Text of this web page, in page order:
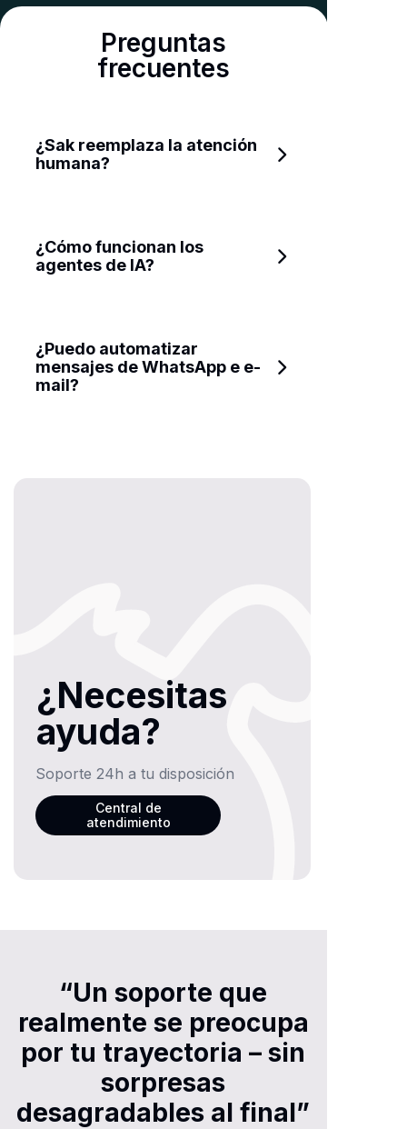
Preguntas
frecuentes
¿Sak reemplaza la atención
humana?
¿Cómo funcionan los
agentes de IA?
¿Puedo automatizar
mensajes de WhatsApp e e-
mail?
¿Necesitas
ayuda?
Soporte 24h a tu disposición
Central de
atendimiento
“Un soporte que
realmente se preocupa
por tu trayectoria – sin
sorpresas
desagradables al final”